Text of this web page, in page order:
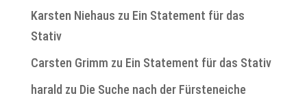
Karsten Niehaus zu Ein Statement für das
Stativ
Carsten Grimm zu Ein Statement für das Stativ
harald zu Die Suche nach der Fürsteneiche